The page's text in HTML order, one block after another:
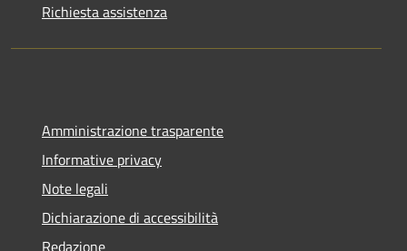
Richiesta assistenza
Amministrazione trasparente
Informative privacy
Note legali
Dichiarazione di accessibilità